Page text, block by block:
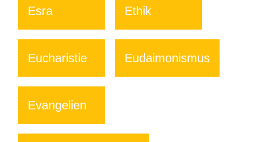
Esra Ethik
Eucharistie Eudaimonismus
Evangelien